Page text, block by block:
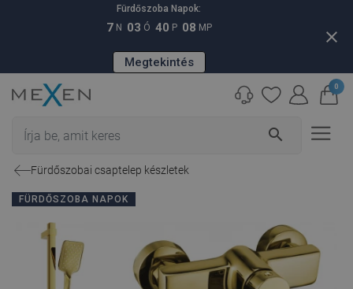
Fürdőszoba Napok:
7 N 03 Ó 40 P 07 MP
Megtekintés
close
search
0
Fürdőszobai csaptelep készletek
FÜRDŐSZOBA NAPOK